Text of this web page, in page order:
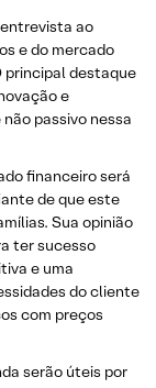
ao
e do mercado
principal destaque
e
passivo nessa
financeiro será
de que este
Sua opinião
ter sucesso
e uma
do cliente
com preços
serão úteis por